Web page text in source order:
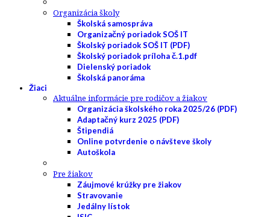
Organizácia školy
Školská samospráva
Organizačný poriadok SOŠ IT
Školský poriadok SOŠ IT (PDF)
Školský poriadok príloha č.1.pdf
Dielenský poriadok
Školská panoráma
Žiaci
Aktuálne informácie pre rodičov a žiakov
Organizácia školského roka 2025/26 (PDF)
Adaptačný kurz 2025 (PDF)
Štipendiá
Online potvrdenie o návšteve školy
Autoškola
Pre žiakov
Záujmové krúžky pre žiakov
Stravovanie
Jedálny lístok